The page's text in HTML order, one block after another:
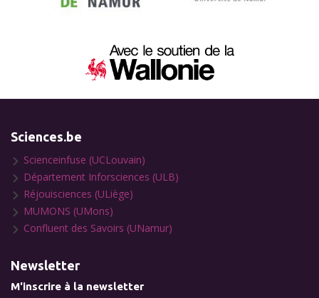
Sciences.be
Scienceinfuse (UCLouvain)
Département Inforsciences (ULB)
Réjouisciences (ULiège)
MUMONS (UMons)
Confluent des Savoirs (UNamur)
Newsletter
M'inscrire à la newsletter